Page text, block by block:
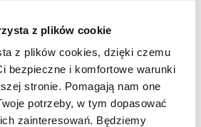
z plików cookie
z plików cookies, dzięki czemu
bezpieczne i komfortowe warunki
stronie. Pomagają nam one
potrzeby, w tym dopasować
zainteresowań. Będziemy
że na lotnisko Goleniów
i komfortowo, zamawiając
Follow me!: